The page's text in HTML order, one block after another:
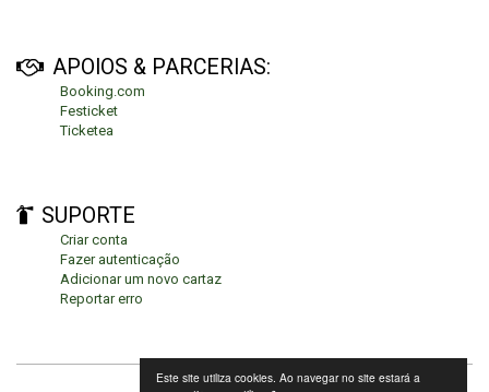
Este site utiliza cookies. Ao navegar no site estará a
APOIOS & PARCERIAS:
Booking.com
Festicket
Ticketea
SUPORTE
Criar conta
Fazer autenticação
Adicionar um novo cartaz
Reportar erro